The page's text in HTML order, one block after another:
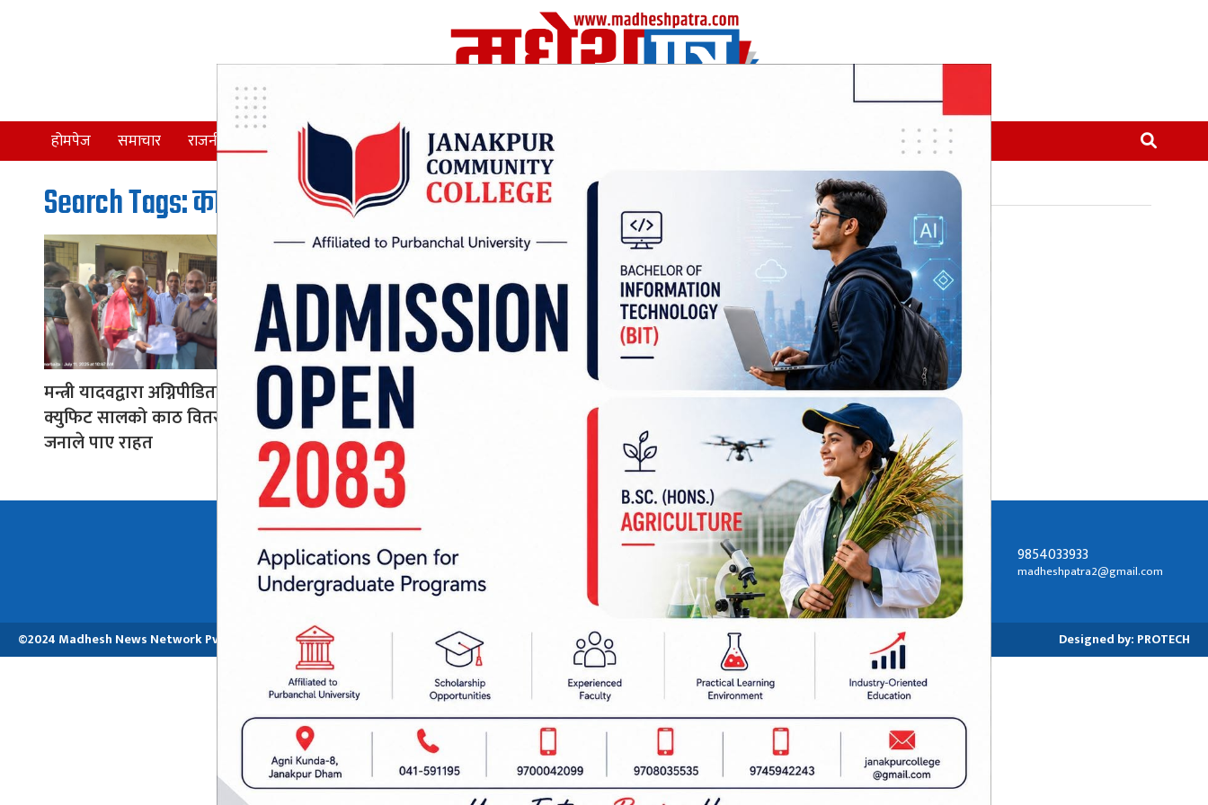
होमपेज समाचार राजनीति समाज देश विचार अर्थ/वाणिज शिक्षा थप
Search Tags: काठ वितरण
मन्त्री यादवद्वारा अग्निपीडितलाई ३५२
क्युफिट सालको काठ वितरण, २३
जनाले पाए राहत
महोत्तरीका तीन साझेदारी वनमार्फत
सहुलियत दरमा काठ वितरण सुरु
अध्यक्ष तथा प्रबन्ध निर्देशक:
मनोजकुमार मोरबैता
सम्पर्क ठेगाना:
जनकपुरधाम-२, धनुषा
9854033933
madheshpatra2@gmail.com
©2024 Madhesh News Network Pvt. ltd | All Rights Reserved. Designed by: PROTECH